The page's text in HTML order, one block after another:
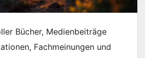
Bücher, Medienbeiträge
Fachmeinungen und